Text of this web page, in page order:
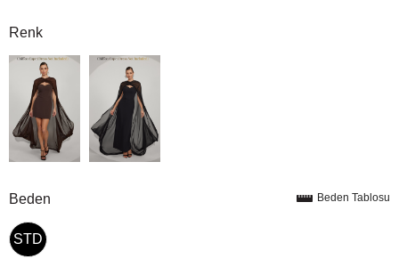
Renk
Beden
STD
Beden Tablosu